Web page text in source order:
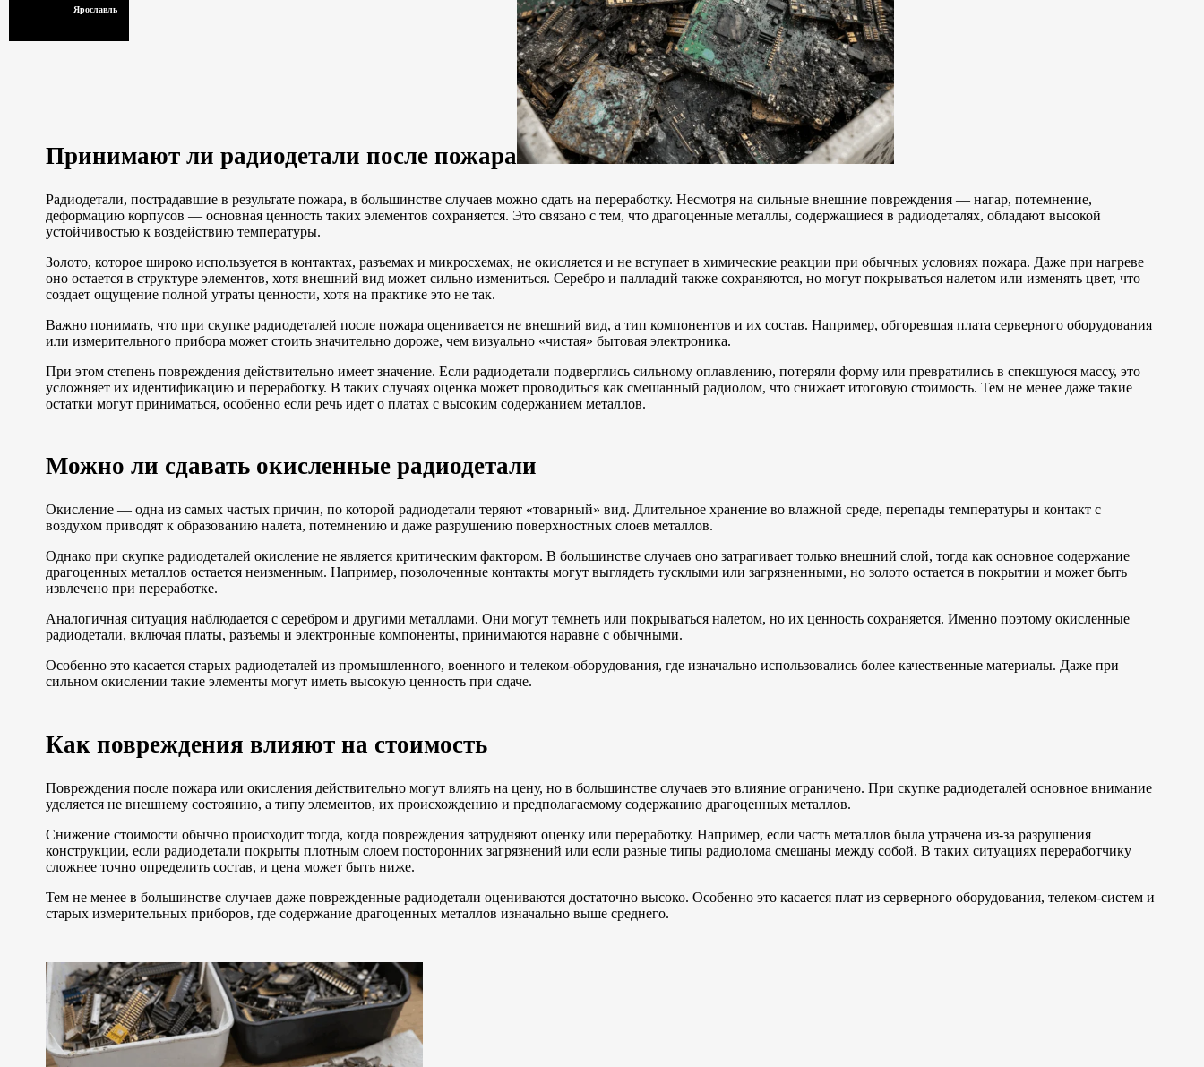
Ярославль
Принимают ли радиодетали после пожара
Радиодетали, пострадавшие в результате пожара, в большинстве случаев можно сдать на переработку. Несмотря на сильные внешние повреждения — нагар, потемнение,
деформацию корпусов — основная ценность таких элементов сохраняется. Это связано с тем, что драгоценные металлы, содержащиеся в радиодеталях, обладают высокой
устойчивостью к воздействию температуры.
Золото, которое широко используется в контактах, разъемах и микросхемах, не окисляется и не вступает в химические реакции при обычных условиях пожара. Даже при нагреве
оно остается в структуре элементов, хотя внешний вид может сильно измениться. Серебро и палладий также сохраняются, но могут покрываться налетом или изменять цвет, что
создает ощущение полной утраты ценности, хотя на практике это не так.
Важно понимать, что при скупке радиодеталей после пожара оценивается не внешний вид, а тип компонентов и их состав. Например, обгоревшая плата серверного оборудования
или измерительного прибора может стоить значительно дороже, чем визуально «чистая» бытовая электроника.
При этом степень повреждения действительно имеет значение. Если радиодетали подверглись сильному оплавлению, потеряли форму или превратились в спекшуюся массу, это
усложняет их идентификацию и переработку. В таких случаях оценка может проводиться как смешанный радиолом, что снижает итоговую стоимость. Тем не менее даже такие
остатки могут приниматься, особенно если речь идет о платах с высоким содержанием металлов.
Можно ли сдавать окисленные радиодетали
Окисление — одна из самых частых причин, по которой радиодетали теряют «товарный» вид. Длительное хранение во влажной среде, перепады температуры и контакт с
воздухом приводят к образованию налета, потемнению и даже разрушению поверхностных слоев металлов.
Однако при скупке радиодеталей окисление не является критическим фактором. В большинстве случаев оно затрагивает только внешний слой, тогда как основное содержание
драгоценных металлов остается неизменным. Например, позолоченные контакты могут выглядеть тусклыми или загрязненными, но золото остается в покрытии и может быть
извлечено при переработке.
Аналогичная ситуация наблюдается с серебром и другими металлами. Они могут темнеть или покрываться налетом, но их ценность сохраняется. Именно поэтому окисленные
радиодетали, включая платы, разъемы и электронные компоненты, принимаются наравне с обычными.
Особенно это касается старых радиодеталей из промышленного, военного и телеком-оборудования, где изначально использовались более качественные материалы. Даже при
сильном окислении такие элементы могут иметь высокую ценность при сдаче.
Как повреждения влияют на стоимость
Повреждения после пожара или окисления действительно могут влиять на цену, но в большинстве случаев это влияние ограничено. При скупке радиодеталей основное внимание
уделяется не внешнему состоянию, а типу элементов, их происхождению и предполагаемому содержанию драгоценных металлов.
Снижение стоимости обычно происходит тогда, когда повреждения затрудняют оценку или переработку. Например, если часть металлов была утрачена из-за разрушения
конструкции, если радиодетали покрыты плотным слоем посторонних загрязнений или если разные типы радиолома смешаны между собой. В таких ситуациях переработчику
сложнее точно определить состав, и цена может быть ниже.
Тем не менее в большинстве случаев даже поврежденные радиодетали оцениваются достаточно высоко. Особенно это касается плат из серверного оборудования, телеком-систем и
старых измерительных приборов, где содержание драгоценных металлов изначально выше среднего.